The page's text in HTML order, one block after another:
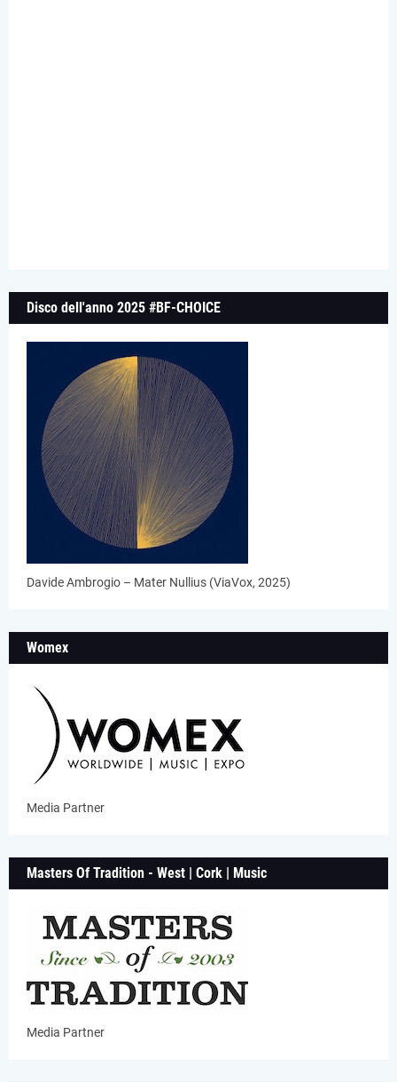
Disco dell'anno 2025 #BF-CHOICE
Davide Ambrogio – Mater Nullius (ViaVox, 2025)
Womex
Media Partner
Masters Of Tradition - West | Cork | Music
Media Partner